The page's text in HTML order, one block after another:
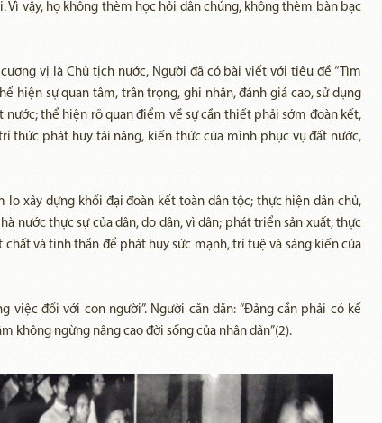
vậy, họ không thèm học hỏi dân chúng, không thèm bàn bạc
vị là Chủ tịch nước, Người đã có bài viết với tiêu đề “Tìm
hiện sự quan tâm, trân trọng, ghi nhận, đánh giá cao, sử dụng
thể hiện rõ quan điểm về sự cần thiết phải sớm đoàn kết,
thức phát huy tài năng, kiến thức của mình phục vụ đất nước,
lo xây dựng khối đại đoàn kết toàn dân tộc; thực hiện dân chủ,
nước thực sự của dân, do dân, vì dân; phát triển sản xuất, thực
và tinh thần để phát huy sức mạnh, trí tuệ và sáng kiến của
việc đối với con người”. Người căn dặn: “Đảng cần phải có kế
không ngừng nâng cao đời sống của nhân dân”(2).